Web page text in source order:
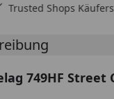
Trusted Shops
749HF Street